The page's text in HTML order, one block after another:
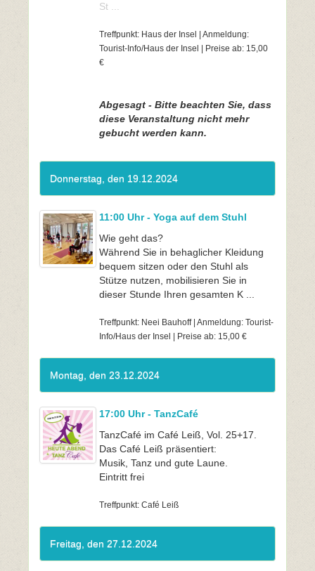
St ...
Treffpunkt: Haus der Insel | Anmeldung:
Tourist-Info/Haus der Insel | Preise ab: 15,00
€
Abgesagt - Bitte beachten Sie, dass
diese Veranstaltung nicht mehr
gebucht werden kann.
Donnerstag, den 19.12.2024
11:00 Uhr - Yoga auf dem Stuhl
Wie geht das?
Während Sie in behaglicher Kleidung
bequem sitzen oder den Stuhl als
Stütze nutzen, mobilisieren Sie in
dieser Stunde Ihren gesamten K ...
Treffpunkt: Neei Bauhoff | Anmeldung: Tourist-
Info/Haus der Insel | Preise ab: 15,00 €
Montag, den 23.12.2024
17:00 Uhr - TanzCafé
TanzCafé im Café Leiß, Vol. 25+17.
Das Café Leiß präsentiert:
Musik, Tanz und gute Laune.
Eintritt frei
Treffpunkt: Café Leiß
Freitag, den 27.12.2024